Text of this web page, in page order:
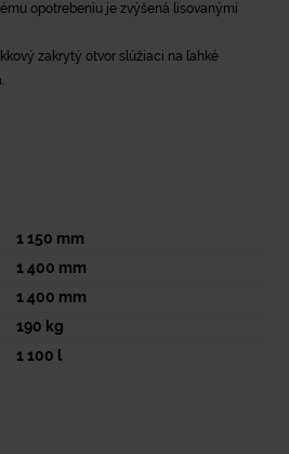
opotrebeniu je zvýšená lisovanými
zakrytý otvor slúžiaci na ľahké
1 150 mm
1 400 mm
1 400 mm
190 kg
1 100 l